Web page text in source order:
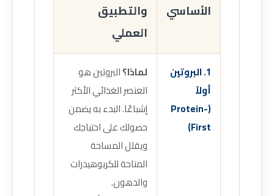
الأساسي
والتطبيق
العملي
1. البروتين
أولاً
(Protein-
First)
لماذا؟البروتين هو
العنصر الغذائي الأكثر
إشباعًا. البدء به يضمن
حصولك على احتياجك
ويقلل المساحة
المتاحة للكربوهيدرات
والدهون.